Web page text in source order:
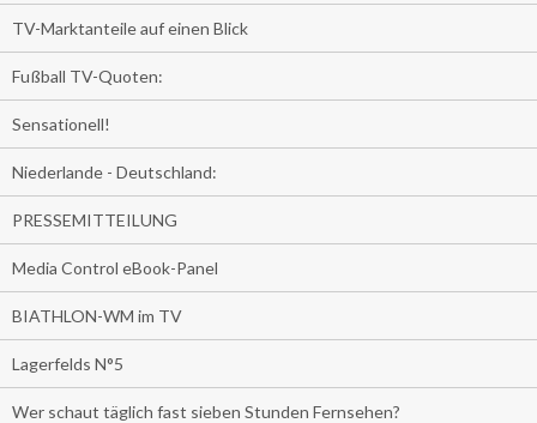
TV-Marktanteile auf einen Blick
Fußball TV-Quoten:
Sensationell!
Niederlande - Deutschland:
PRESSEMITTEILUNG
Media Control eBook-Panel
BIATHLON-WM im TV
Lagerfelds N°5
Wer schaut täglich fast sieben Stunden Fernsehen?